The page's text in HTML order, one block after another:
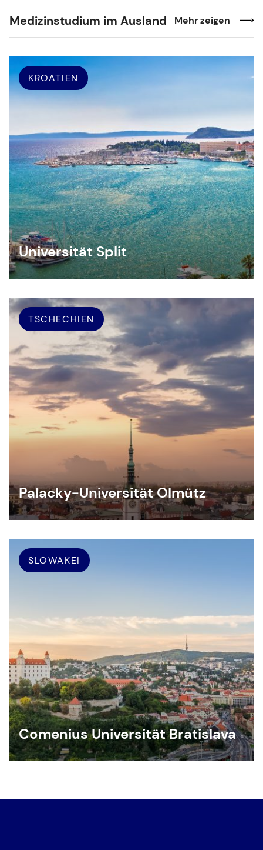
Medizinstudium im Ausland Mehr zeigen
KROATIEN
Universität Split
TSCHECHIEN
Palacky-Universität Olmütz
SLOWAKEI
Comenius Universität Bratislava